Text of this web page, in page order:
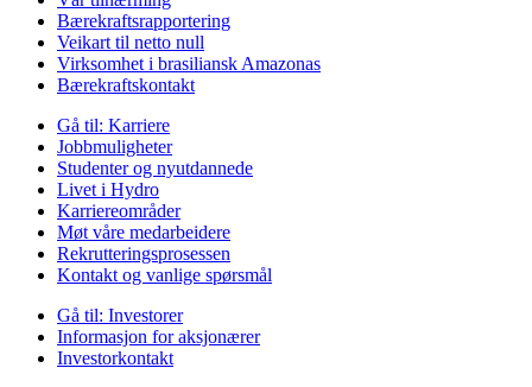
Bærekraftsrapportering
Veikart til netto null
Virksomhet i brasiliansk Amazonas
Bærekraftskontakt
Gå til: Karriere
Jobbmuligheter
Studenter og nyutdannede
Livet i Hydro
Karriereområder
Møt våre medarbeidere
Rekrutteringsprosessen
Kontakt og vanlige spørsmål
Gå til: Investorer
Informasjon for aksjonærer
Investorkontakt